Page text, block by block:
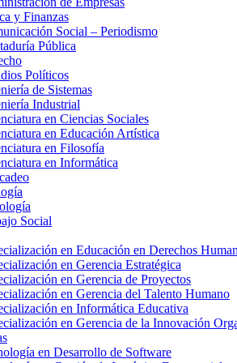
y Finanzas
Social – Periodismo
Pública
Políticos
de Sistemas
Industrial
en Ciencias Sociales
en Educación Artística
en Filosofía
en Informática
Social
en Educación en Derechos
en Gerencia Estratégica
en Gerencia de Proyectos
en Gerencia del Talento Humano
en Informática Educativa
en Gerencia de la Innovación
en Desarrollo de Software